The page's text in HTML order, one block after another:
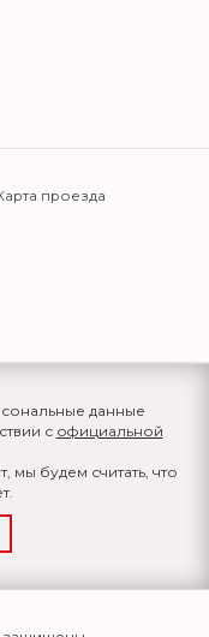
проезда
данные
с официальной
мы будем считать, что